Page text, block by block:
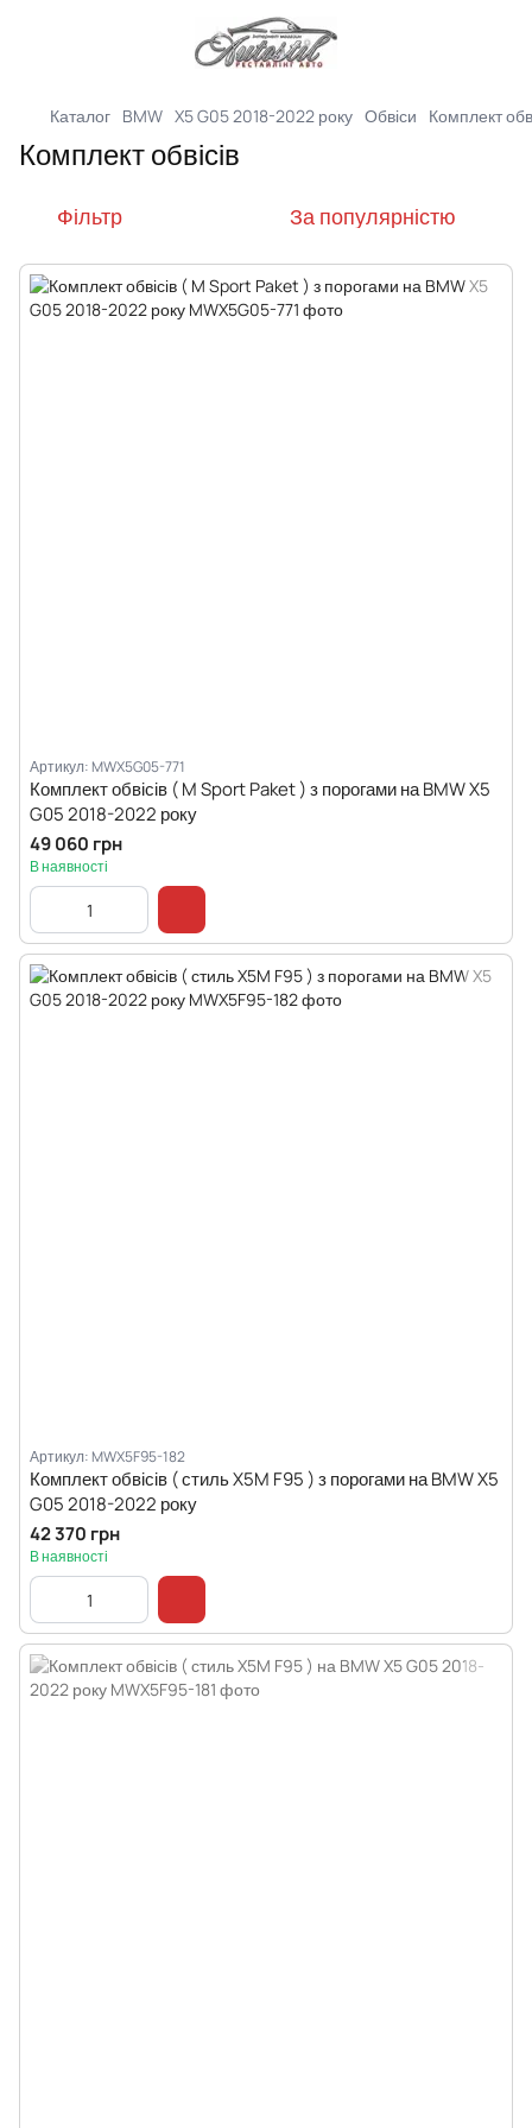
Каталог BMW X5 G05 2018-2022 року Обвіси Комплект
Комплект обвісів
Фільтр За популярністю
Артикул: MWX5G05-771
Комплект обвісів ( M Sport Paket ) з порогами на BMW X5
G05 2018-2022 року
49 060 грн
В наявності
Артикул: MWX5F95-182
Комплект обвісів ( стиль X5M F95 ) з порогами на BMW X5
G05 2018-2022 року
42 370 грн
В наявності